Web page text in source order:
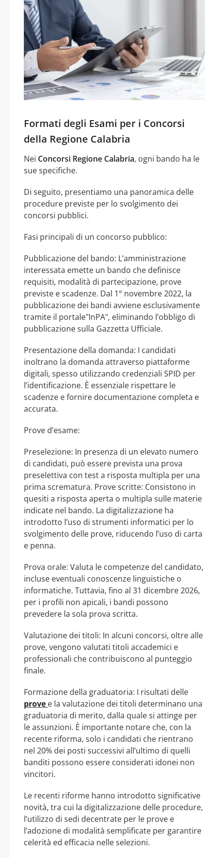
Formati degli Esami per i Concorsi
della Regione Calabria
Nei Concorsi Regione Calabria, ogni bando ha le
sue specifiche.
Di seguito, presentiamo una panoramica delle
procedure previste per lo svolgimento dei
concorsi pubblici.
Fasi principali di un concorso pubblico:
Pubblicazione del bando: L’amministrazione
interessata emette un bando che definisce
requisiti, modalità di partecipazione, prove
previste e scadenze. Dal 1° novembre 2022, la
pubblicazione dei bandi avviene esclusivamente
tramite il portale"InPA", eliminando l’obbligo di
pubblicazione sulla Gazzetta Ufficiale.
Presentazione della domanda: I candidati
inoltrano la domanda attraverso piattaforme
digitali, spesso utilizzando credenziali SPID per
l’identificazione. È essenziale rispettare le
scadenze e fornire documentazione completa e
accurata.
Prove d’esame:
Preselezione: In presenza di un elevato numero
di candidati, può essere prevista una prova
preselettiva con test a risposta multipla per una
prima scrematura. Prove scritte: Consistono in
quesiti a risposta aperta o multipla sulle materie
indicate nel bando. La digitalizzazione ha
introdotto l’uso di strumenti informatici per lo
svolgimento delle prove, riducendo l’uso di carta
e penna.
Prova orale: Valuta le competenze del candidato,
incluse eventuali conoscenze linguistiche o
informatiche. Tuttavia, fino al 31 dicembre 2026,
per i profili non apicali, i bandi possono
prevedere la sola prova scritta.
Valutazione dei titoli: In alcuni concorsi, oltre alle
prove, vengono valutati titoli accademici e
professionali che contribuiscono al punteggio
finale.
Formazione della graduatoria: I risultati delle
prove e la valutazione dei titoli determinano una
graduatoria di merito, dalla quale si attinge per
le assunzioni. È importante notare che, con la
recente riforma, solo i candidati che rientrano
nel 20% dei posti successivi all’ultimo di quelli
banditi possono essere considerati idonei non
vincitori.
Le recenti riforme hanno introdotto significative
novità, tra cui la digitalizzazione delle procedure,
l’utilizzo di sedi decentrate per le prove e
l’adozione di modalità semplificate per garantire
celerità ed efficacia nelle selezioni.